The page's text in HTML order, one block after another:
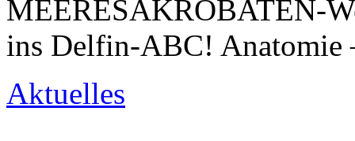
MEERESAKROBATEN-
ins Delfin-ABC!
Aktuelles